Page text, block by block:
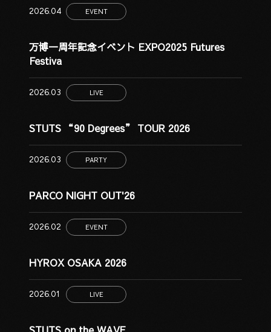
2026.04 EVENT
万博一周年記念イベント EXPO2025 Futures
Festiva
2026.03 LIVE
STUTS “90 Degrees” TOUR 2026
2026.03 PARTY
PARCO NIGHT OUT'26
2026.02 EVENT
HYROX OSAKA 2026
2026.01 LIVE